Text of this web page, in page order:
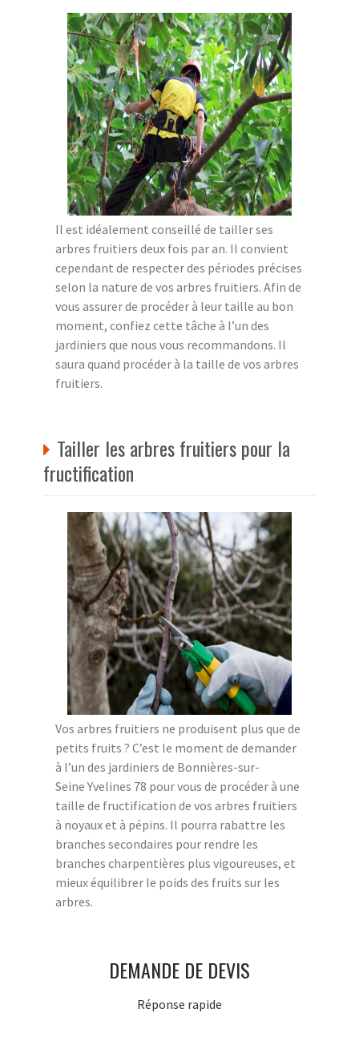
Il est idéalement conseillé de tailler ses
arbres fruitiers deux fois par an. Il convient
cependant de respecter des périodes précises
selon la nature de vos arbres fruitiers. Afin de
vous assurer de procéder à leur taille au bon
moment, confiez cette tâche à l’un des
jardiniers que nous vous recommandons. Il
saura quand procéder à la taille de vos arbres
fruitiers.
Tailler les arbres fruitiers pour la
fructification
Vos arbres fruitiers ne produisent plus que de
petits fruits ? C’est le moment de demander
à l’un des jardiniers de Bonnières-sur-
Seine Yvelines 78 pour vous de procéder à une
taille de fructification de vos arbres fruitiers
à noyaux et à pépins. Il pourra rabattre les
branches secondaires pour rendre les
branches charpentières plus vigoureuses, et
mieux équilibrer le poids des fruits sur les
arbres.
DEMANDE DE DEVIS
Réponse rapide